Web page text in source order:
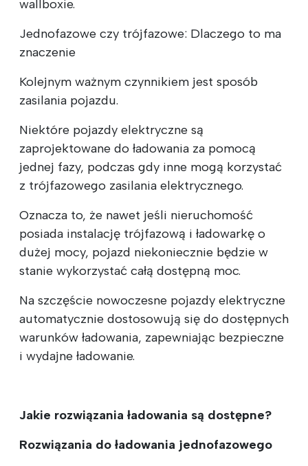
wallboxie.
Jednofazowe czy trójfazowe: Dlaczego to ma
znaczenie
Kolejnym ważnym czynnikiem jest sposób
zasilania pojazdu.
Niektóre pojazdy elektryczne są
zaprojektowane do ładowania za pomocą
jednej fazy, podczas gdy inne mogą korzystać
z trójfazowego zasilania elektrycznego.
Oznacza to, że nawet jeśli nieruchomość
posiada instalację trójfazową i ładowarkę o
dużej mocy, pojazd niekoniecznie będzie w
stanie wykorzystać całą dostępną moc.
Na szczęście nowoczesne pojazdy elektryczne
automatycznie dostosowują się do dostępnych
warunków ładowania, zapewniając bezpieczne
i wydajne ładowanie.
Jakie rozwiązania ładowania są dostępne?
Rozwiązania do ładowania jednofazowego